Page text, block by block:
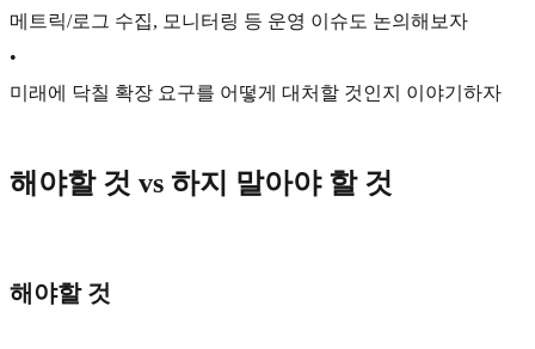
메트릭/로그 수집, 모니터링 등 운영 이슈도 논의해보자
•
미래에 닥칠 확장 요구를 어떻게 대처할 것인지 이야기하자
해야할 것 vs 하지 말아야 할 것
해야할 것